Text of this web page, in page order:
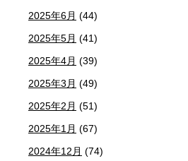
2025年6月 (44)
2025年5月 (41)
2025年4月 (39)
2025年3月 (49)
2025年2月 (51)
2025年1月 (67)
2024年12月 (74)